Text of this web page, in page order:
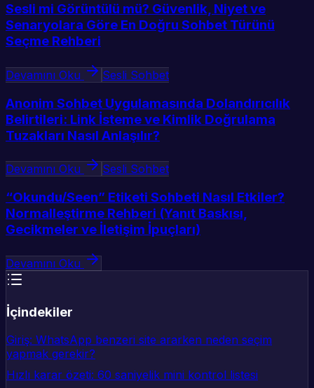
Sesli mi Görüntülü mü? Güvenlik, Niyet ve
Senaryolara Göre En Doğru Sohbet Türünü
Seçme Rehberi
Devamını Oku Sesli Sohbet
Anonim Sohbet Uygulamasında Dolandırıcılık
Belirtileri: Link İsteme ve Kimlik Doğrulama
Tuzakları Nasıl Anlaşılır?
Devamını Oku Sesli Sohbet
“Okundu/Seen” Etiketi Sohbeti Nasıl Etkiler?
Normalleştirme Rehberi (Yanıt Baskısı,
Gecikmeler ve İletişim İpuçları)
Devamını Oku
İçindekiler
Giriş: WhatsApp benzeri site ararken neden seçim
yapmak gerekir?
Hızlı karar özeti: 60 saniyelik mini kontrol listesi